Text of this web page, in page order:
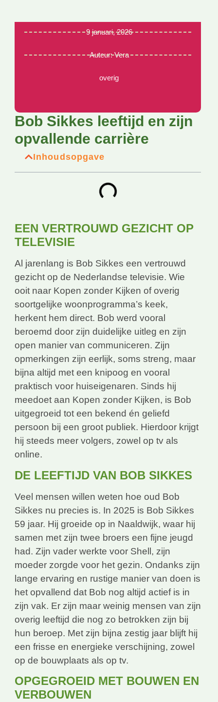
9 januari, 2026
Auteur:Vera
overig
Bob Sikkes leeftijd en zijn
opvallende carrière
Inhoudsopgave
EEN VERTROUWD GEZICHT OP
TELEVISIE
Al jarenlang is Bob Sikkes een vertrouwd
gezicht op de Nederlandse televisie. Wie
ooit naar Kopen zonder Kijken of overig
soortgelijke woonprogramma’s keek,
herkent hem direct. Bob werd vooral
beroemd door zijn duidelijke uitleg en zijn
open manier van communiceren. Zijn
opmerkingen zijn eerlijk, soms streng, maar
bijna altijd met een knipoog en vooral
praktisch voor huiseigenaren. Sinds hij
meedoet aan Kopen zonder Kijken, is Bob
uitgegroeid tot een bekend én geliefd
persoon bij een groot publiek. Hierdoor krijgt
hij steeds meer volgers, zowel op tv als
online.
DE LEEFTIJD VAN BOB SIKKES
Veel mensen willen weten hoe oud Bob
Sikkes nu precies is. In 2025 is Bob Sikkes
59 jaar. Hij groeide op in Naaldwijk, waar hij
samen met zijn twee broers een fijne jeugd
had. Zijn vader werkte voor Shell, zijn
moeder zorgde voor het gezin. Ondanks zijn
lange ervaring en rustige manier van doen is
het opvallend dat Bob nog altijd actief is in
zijn vak. Er zijn maar weinig mensen van zijn
overig leeftijd die nog zo betrokken zijn bij
hun beroep. Met zijn bijna zestig jaar blijft hij
een frisse en energieke verschijning, zowel
op de bouwplaats als op tv.
OPGEGROEID MET BOUWEN EN
VERBOUWEN